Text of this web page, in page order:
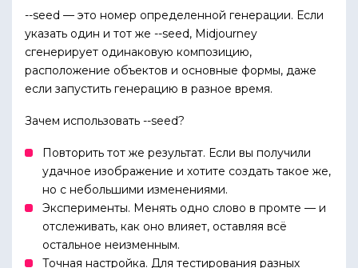
--seed — это номер определенной генерации. Если
указать один и тот же --seed, Midjourney
сгенерирует одинаковую композицию,
расположение объектов и основные формы, даже
если запустить генерацию в разное время.
Зачем использовать --seed?
Повторить тот же результат. Если вы получили
удачное изображение и хотите создать такое же,
но с небольшими изменениями.
Эксперименты. Менять одно слово в промте — и
отслеживать, как оно влияет, оставляя всё
остальное неизменным.
Точная настройка. Для тестирования разных